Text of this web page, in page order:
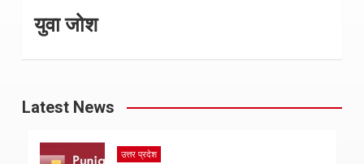
युवा जोश
Latest News
उत्तर प्रदेश